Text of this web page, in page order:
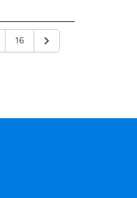
16 Siguiente